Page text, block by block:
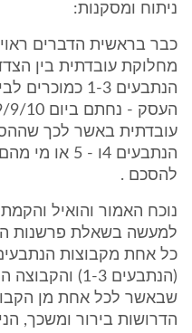
ניתוח ומסקנות:
כבר בראשית הדברים
מחלוקת עובדתית בין
עובדתית באשר לכך
הנתבעים 4ו -
להסכם .
נוכח האמור והואיל
למעשה בשאלת פרשנות
כל אחת מקבוצות
שבאשר לכל אחת מן
הדרושות בירור ומשכך,